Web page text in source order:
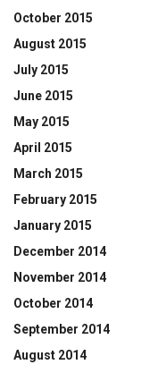
October 2015
August 2015
July 2015
June 2015
May 2015
April 2015
March 2015
February 2015
January 2015
December 2014
November 2014
October 2014
September 2014
August 2014